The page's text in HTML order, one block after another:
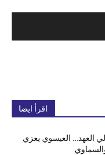
اقرأ ايضا
العهد… العيسوي يعزي